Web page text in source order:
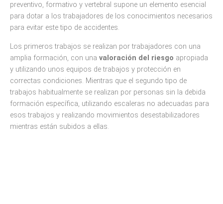
preventivo, formativo y vertebral supone un elemento esencial
para dotar a los trabajadores de los conocimientos necesarios
para evitar este tipo de accidentes.
Los primeros trabajos se realizan por trabajadores con una
amplia formación, con una valoración del riesgo apropiada
y utilizando unos equipos de trabajos y protección en
correctas condiciones. Mientras que el segundo tipo de
trabajos habitualmente se realizan por personas sin la debida
formación específica, utilizando escaleras no adecuadas para
esos trabajos y realizando movimientos desestabilizadores
mientras están subidos a ellas.